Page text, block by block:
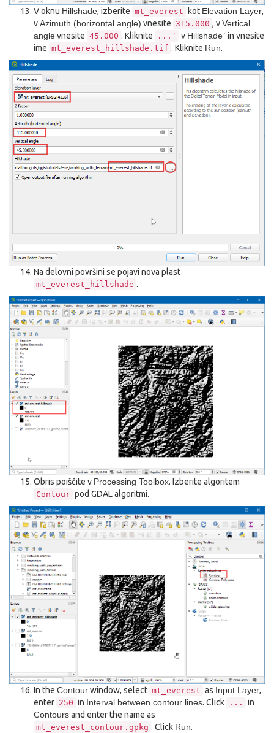
V oknu Hillshade, izberite mt_everest kot Elevation Layer,
vAzimuth (horizontal angle) vnesite 315.000 , vVertical
anglevnesite 45.000 . Kliknite ...` v Hillshade` in vnesite
ime mt_everest_hillshade.tif . Kliknite Run.
Na delovni površini se pojavi nova plast
mt_everest_hillshade .
Obris poiščite v Processing Toolbox. Izberite algoritem
Contour pod GDAL algoritmi.
In the Contourwindow, select mt_everest as Input Layer,
enter 250 in Interval between contour lines. Click ...
in
Contoursand enter the name as
mt_everest_contour.gpkg . Click Run.